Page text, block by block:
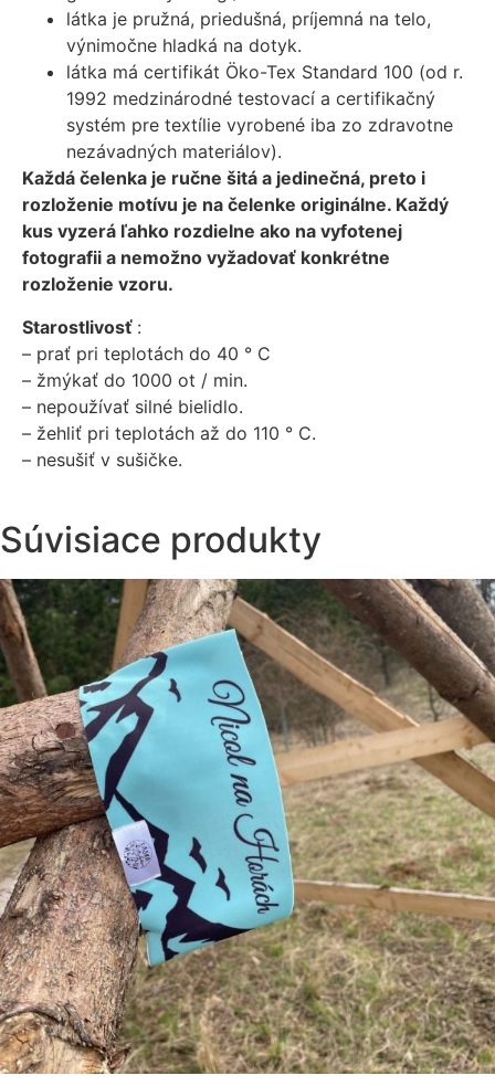
látka je pružná, priedušná, príjemná na telo,
výnimočne hladká na dotyk.
látka má certifikát Öko-Tex Standard 100 (od r.
1992 medzinárodné testovací a certifikačný
systém pre textílie vyrobené iba zo zdravotne
nezávadných materiálov).
Každá čelenka je ručne šitá a jedinečná, preto i
rozloženie motívu je na čelenke originálne. Každý
kus vyzerá ľahko rozdielne ako na vyfotenej
fotografii a nemožno vyžadovať konkrétne
rozloženie vzoru.
Starostlivosť :
– prať pri teplotách do 40 ° C
– žmýkať do 1000 ot / min.
– nepoužívať silné bielidlo.
– žehliť pri teplotách až do 110 ° C.
– nesušiť v sušičke.
Súvisiace produkty